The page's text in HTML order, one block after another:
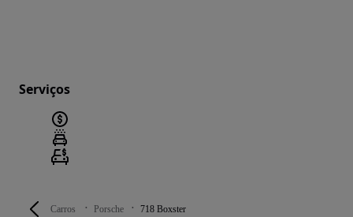
Carros Porsche 718 Boxster
Serviços